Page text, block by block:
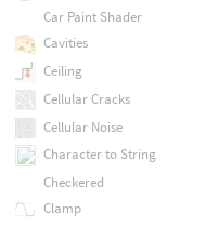
Car Paint Shader
Cavities
Ceiling
Cellular Cracks
Cellular Noise
Character to String
Checkered
Clamp